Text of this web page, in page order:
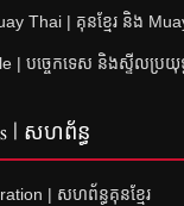
Thai | គុនខ្មែរ និង
| បច្ចេកទេស និងស្ទីលប្រយុទ្
| សហព័ន្ធ
| សហព័ន្ធគុនខ្មែរ